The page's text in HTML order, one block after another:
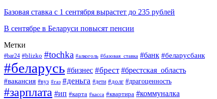
Базовая ставка с 1 сентября вырастет до 235 рублей
В сентябре в Беларуси повысят пенсии
Метки
#bar24 #blizko #tochka #алкоголь #базовая_ставка #банк #беларусбанк
#беларусь #бизнес #брест #брестская_область
#вакансия #вуз #газ #деньга #дети #долг #драгоценность
#зарплата #ип #карта #касса #квартира #коммуналка